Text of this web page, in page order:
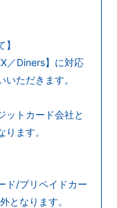
／Diners】に対応
いただきます。
ットカード会社と
ます。
ド/プリペイドカー
となります。